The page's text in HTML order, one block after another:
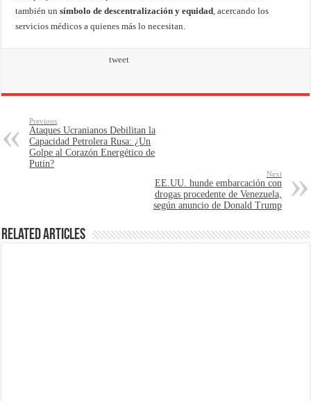
también unsímbolo de descentralización y equidad, acercando los
servicios médicos a quienes más lo necesitan.
tweet
Previous
Ataques Ucranianos Debilitan la
Capacidad Petrolera Rusa: ¿Un
Golpe al Corazón Energético de
Putin?
Next
EE.UU. hunde embarcación con
drogas procedente de Venezuela,
según anuncio de Donald Trump
Related Articles